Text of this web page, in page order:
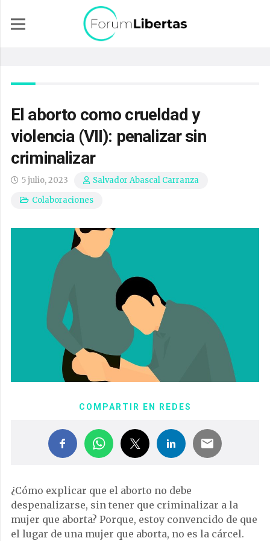
El aborto como crueldad y
violencia (VII): penalizar sin
criminalizar
5 julio, 2023
Salvador Abascal Carranza
Colaboraciones
COMPARTIR EN REDES
¿Cómo explicar que el aborto no debe
despenalizarse, sin tener que criminalizar a la
mujer que aborta? Porque, estoy convencido de que
el lugar de una mujer que aborta, no es la cárcel.